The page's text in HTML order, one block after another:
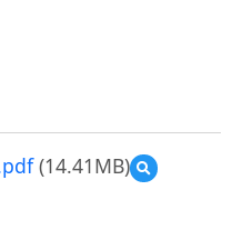
(14.41MB)
預
覽